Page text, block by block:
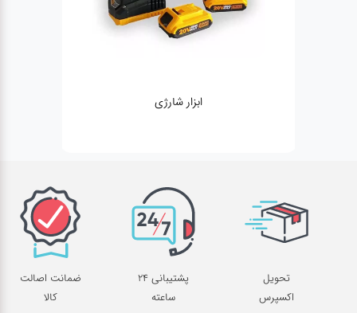
ابزار شارژی
تحویل
اکسپرس
پشتیبانی 24
ساعته
ضمانت اصالت
کالا